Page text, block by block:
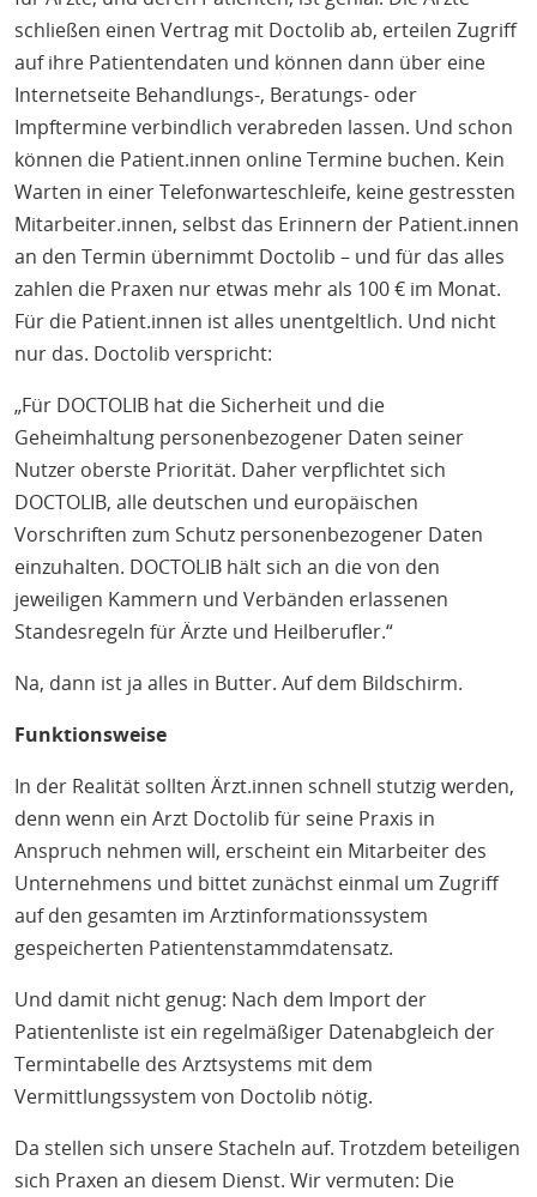
schließen einen Vertrag mit Doctolib ab, erteilen Zugriff
auf ihre Patientendaten und können dann über eine
Internetseite Behandlungs-, Beratungs- oder
Impftermine verbindlich verabreden lassen. Und schon
können die Patient.innen online Termine buchen. Kein
Warten in einer Telefonwarteschleife, keine gestressten
Mitarbeiter.innen, selbst das Erinnern der Patient.innen
an den Termin übernimmt Doctolib – und für das alles
zahlen die Praxen nur etwas mehr als 100 € im Monat.
Für die Patient.innen ist alles unentgeltlich. Und nicht
nur das. Doctolib verspricht:
„Für DOCTOLIB hat die Sicherheit und die
Geheimhaltung personenbezogener Daten seiner
Nutzer oberste Priorität. Daher verpflichtet sich
DOCTOLIB, alle deutschen und europäischen
Vorschriften zum Schutz personenbezogener Daten
einzuhalten. DOCTOLIB hält sich an die von den
jeweiligen Kammern und Verbänden erlassenen
Standesregeln für Ärzte und Heilberufler.“
Na, dann ist ja alles in Butter. Auf dem Bildschirm.
Funktionsweise
In der Realität sollten Ärzt.innen schnell stutzig werden,
denn wenn ein Arzt Doctolib für seine Praxis in
Anspruch nehmen will, erscheint ein Mitarbeiter des
Unternehmens und bittet zunächst einmal um Zugriff
auf den gesamten im Arztinformationssystem
gespeicherten Patientenstammdatensatz.
Und damit nicht genug: Nach dem Import der
Patientenliste ist ein regelmäßiger Datenabgleich der
Termintabelle des Arztsystems mit dem
Vermittlungssystem von Doctolib nötig.
Da stellen sich unsere Stacheln auf. Trotzdem beteiligen
sich Praxen an diesem Dienst. Wir vermuten: Die